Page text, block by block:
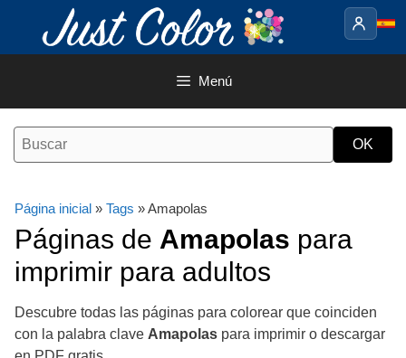
contenido
Menú
Página inicial » Tags » Amapolas
Páginas de Amapolas para
imprimir para adultos
Descubre todas las páginas para colorear que coinciden
con la palabra clave Amapolas para imprimir o descargar